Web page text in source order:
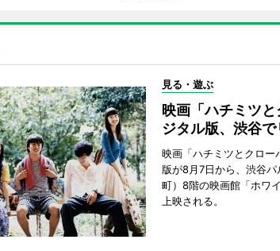
見る・遊ぶ
映画「ハチミツ
ジタル版、渋谷
映画「ハチミツとクロー
版が8月7日から、渋谷
町）8階の映画館「ホワ
上映される。